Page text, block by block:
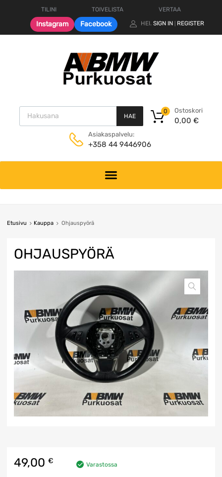
TILINI TOIVELISTA VERTAA
Instagram Facebook HEI. SIGN IN REGISTER
Products search
HAE
Ostoskori
0,00 €
0
Asiakaspalvelu:
+358 44 9446906
content
Etusivu Kauppa Ohjauspyörä
OHJAUSPYÖRÄ
49,00 € Varastossa